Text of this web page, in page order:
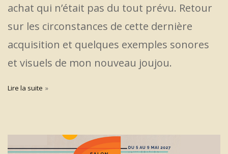
achat qui n’était pas du tout prévu. Retour
sur les circonstances de cette dernière
acquisition et quelques exemples sonores
et visuels de mon nouveau joujou.
Lire la suite